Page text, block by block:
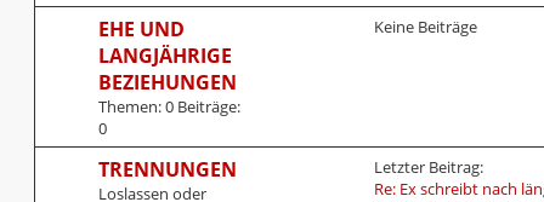
a
r
a
g
EHE UND
LANGJÄHRIGE
BEZIEHUNGEN
Themen:0 Beiträge:
0
Keine Beiträge
TRENNUNGEN
Loslassen oder
L
e
Letzter Beitrag:
Re: Ex schreibt nach